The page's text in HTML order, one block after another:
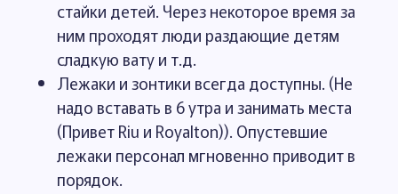
стайки детей. Через некоторое время за
ним проходят люди раздающие детям
сладкую вату и т.д.
Лежаки и зонтики всегда доступны. (Не
надо вставать в 6 утра и занимать места
(Привет Riu и Royalton)). Опустевшие
лежаки персонал мгновенно приводит в
порядок.